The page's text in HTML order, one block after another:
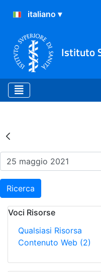
Istituto
Risultati
Ricerca
Voci Risorse
Qualsiasi Risorsa
Contenuto Web (2)